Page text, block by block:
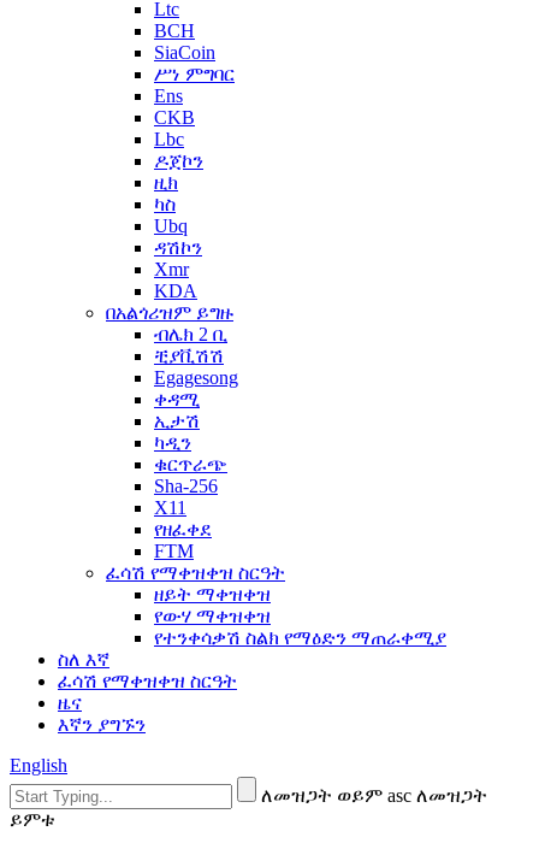
Ltc
BCH
SiaCoin
ሥነ ምግባር
Ens
CKB
Lbc
ዶጀኮን
ዚክ
ካስ
Ubq
ዳሽኮን
Xmr
KDA
በአልጎሪዝም ይግዙ
ብሌክ 2 ቢ
ቺያቪሽሽ
Egagesong
ቀዳሚ
ኢታሽ
ካዲን
ቁርጥራጭ
Sha-256
X11
የዘፈቀደ
FTM
ፈሳሽ የማቀዝቀዝ ስርዓት
ዘይት ማቀዝቀዝ
የውሃ ማቀዝቀዝ
የተንቀሳቃሽ ስልክ የማዕድን ማጠራቀሚያ
ስለ እኛ
ፈሳሽ የማቀዝቀዝ ስርዓት
ዜና
እኛን ያግኙን
English
ለመዝጋት ወይም asc ለመዝጋት
ይምቱ